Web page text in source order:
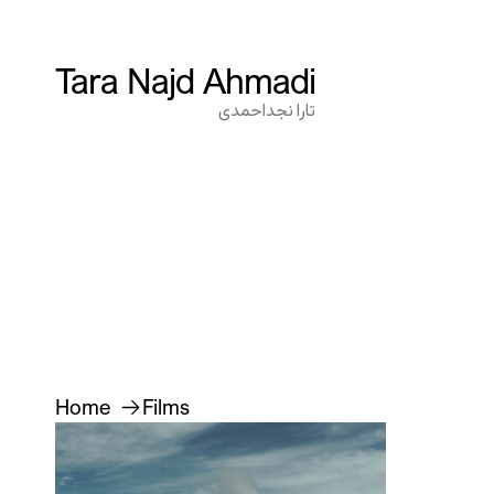
Tara Najd Ahmadi
تارا نجداحمدی
Tara Najd Ahmadi
تارا نجداحمدی
Home Films